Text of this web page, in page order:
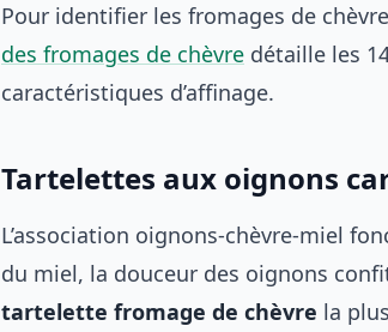
Pour identifier les fromages de
des fromages de chèvre détaille les
caractéristiques d’affinage.
Tartelettes aux oignons
L’association oignons-chèvre-miel
du miel, la douceur des oignons
tartelette fromage de chèvre la